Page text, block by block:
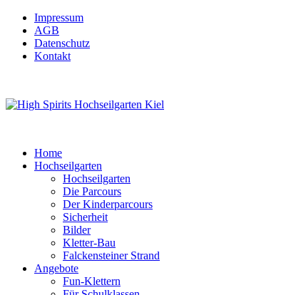
Impressum
AGB
Datenschutz
Kontakt
Home
Hochseilgarten
Hochseilgarten
Die Parcours
Der Kinderparcours
Sicherheit
Bilder
Kletter-Bau
Falckensteiner Strand
Angebote
Fun-Klettern